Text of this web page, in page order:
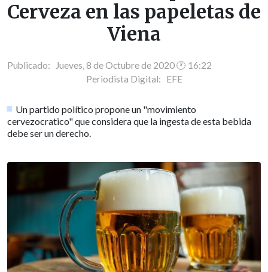
Cerveza en las papeletas de
Viena
Publicado: Jueves, 8 de Octubre de 2020 🕐 16:22
Periodista Digital: EFE
Un partido político propone un "movimiento
cervezocratico" que considera que la ingesta de esta bebida
debe ser un derecho.